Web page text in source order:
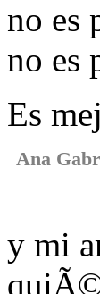
no es
no es
Es
Ana
y mi